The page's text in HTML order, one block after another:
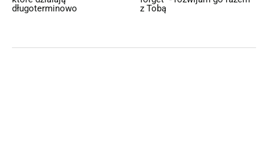
długoterminowo
z Tobą